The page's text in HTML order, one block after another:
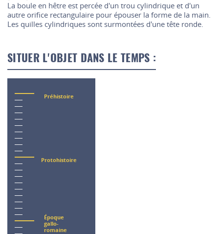
La boule en hêtre est percée d'un trou cylindrique et d'un
autre orifice rectangulaire pour épouser la forme de la main.
Les quilles cylindriques sont surmontées d'une tête ronde.
SITUER L'OBJET DANS LE TEMPS :
Préhistoire
Protohistoire
Époque
gallo-
romaine